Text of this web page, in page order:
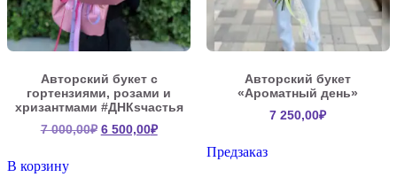
Авторский букет с
гортензиями, розами и
хризантмами #ДНКsчастья
7 000,00₽ Первоначальная
6 500,00₽Текущая
В корзину
Авторский букет
«Ароматный день»
7 250,00₽
Предзаказ